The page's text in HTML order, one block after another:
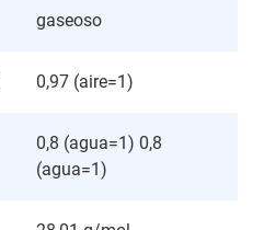
gaseoso
0,97 (aire=1)
0,8 (agua=1) 0,8
(agua=1)